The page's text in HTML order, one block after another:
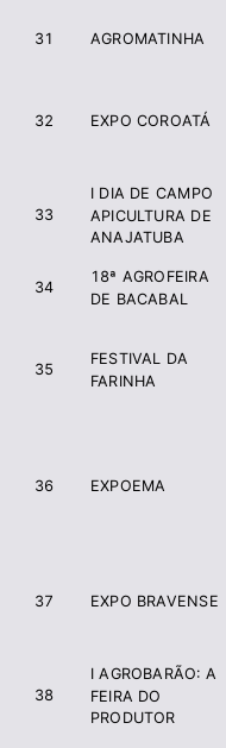
31 AGROMATINHA
32 EXPO COROATÁ
33
I DIA DE CAMPO
APICULTURA DE
ANAJATUBA
34
18ª AGROFEIRA
DE BACABAL
35
FESTIVAL DA
FARINHA
36 EXPOEMA
37 EXPO BRAVENSE
38
I AGROBARÃO: A
FEIRA DO
PRODUTOR